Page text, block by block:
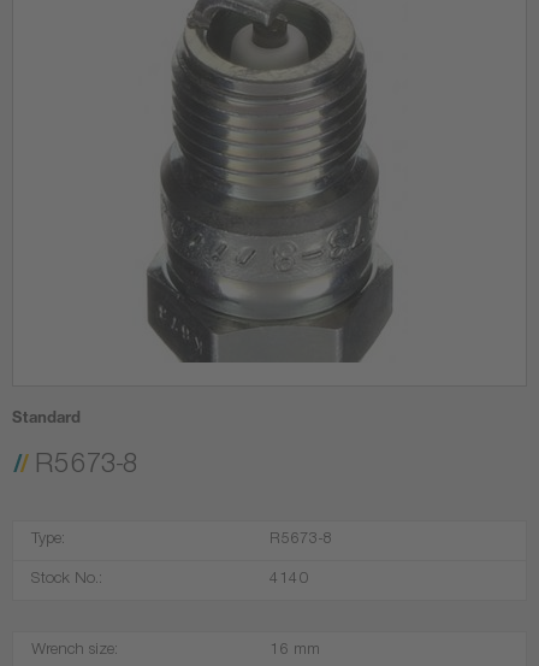
Standard
R5673-8
Type: R5673-8
Stock No.: 4140
Wrench size: 16 mm